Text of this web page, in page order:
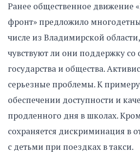
Ранее общественное движение
фронт» предложило
числе из Владимирской области,
чувствуют ли они поддержку со
государства и общества.
серьезные проблемы. К
обеспечении доступности и
продленного дня в школах.
сохраняется дискриминация в
с детьми при поездках в такси.